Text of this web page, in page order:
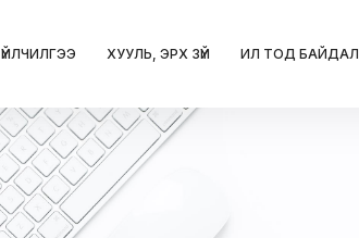
ҮЙЛЧИЛГЭЭ ХУУЛЬ, ЭРХ ЗҮЙ ИЛ ТОД БАЙДАЛ